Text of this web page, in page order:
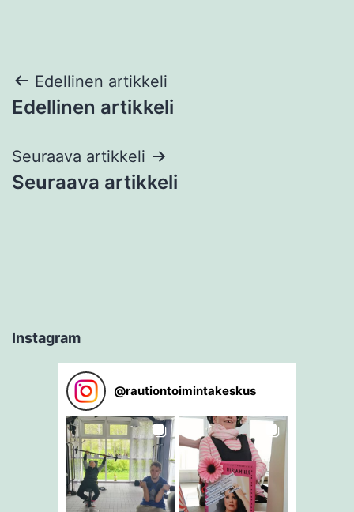
Artikkelien
selaus
Edellinen artikkeli
Edellinen artikkeli
Seuraava artikkeli
Seuraava artikkeli
Instagram
@rautiontoimintakeskus